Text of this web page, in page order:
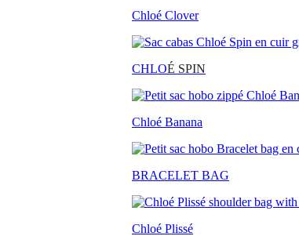
Chloé Clover
CHLOÉ SPIN
Chloé Banana
BRACELET BAG
Chloé Plissé